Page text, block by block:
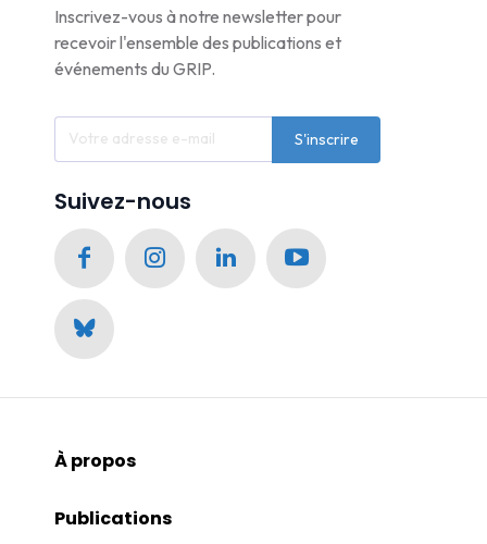
Inscrivez-vous à notre newsletter pour
recevoir l'ensemble des publications et
événements du GRIP.
S'inscrire
Suivez-nous
À propos
Publications